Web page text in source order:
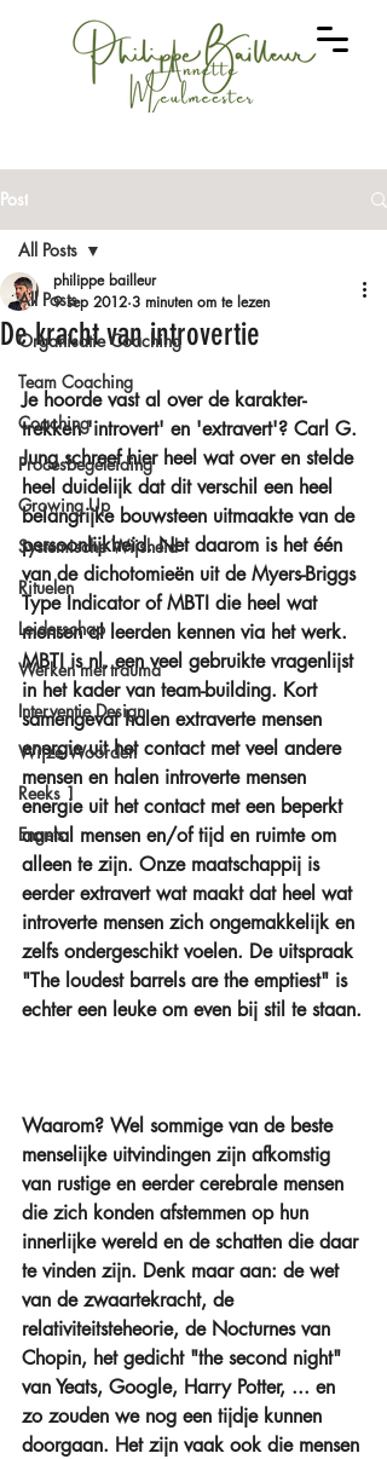
Post
All Posts
Organisatie Coaching
Team Coaching
Coaching
Procesbegeleiding
Growing Up
Systemische Wijsheid
Rituelen
Leiderschap
Werken met trauma
Interventie Design
Wijze Woorden
Reeks 1
Engels
All Posts
De kracht van introvertie
philippe bailleur
9 sep 2012 3 minuten om te lezen
Je hoorde vast al over de karakter-
trekken 'introvert' en 'extravert'? Carl G.
Jung schreef hier heel wat over en stelde
heel duidelijk dat dit verschil een heel
belangrijke bouwsteen uitmaakte van de
persoonlijkheid. Net daarom is het één
van de dichotomieën uit de Myers-Briggs
Type Indicator of MBTI die heel wat
mensen al leerden kennen via het werk.
MBTI is nl. een veel gebruikte vragenlijst
in het kader van team-building. Kort
samengevat halen extraverte mensen
energie uit het contact met veel andere
mensen en halen introverte mensen
energie uit het contact met een beperkt
aantal mensen en/of tijd en ruimte om
alleen te zijn. Onze maatschappij is
eerder extravert wat maakt dat heel wat
introverte mensen zich ongemakkelijk en
zelfs ondergeschikt voelen. De uitspraak
"The loudest barrels are the emptiest" is
echter een leuke om even bij stil te staan.
Waarom? Wel sommige van de beste
menselijke uitvindingen zijn afkomstig
van rustige en eerder cerebrale mensen
die zich konden afstemmen op hun
innerlijke wereld en de schatten die daar
te vinden zijn. Denk maar aan: de wet
van de zwaartekracht, de
relativiteitsteheorie, de Nocturnes van
Chopin, het gedicht "the second night"
van Yeats, Google, Harry Potter, ... en
zo zouden we nog een tijdje kunnen
doorgaan. Het zijn vaak ook die mensen